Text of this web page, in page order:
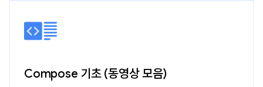
Compose 기초 (동영상 모음)